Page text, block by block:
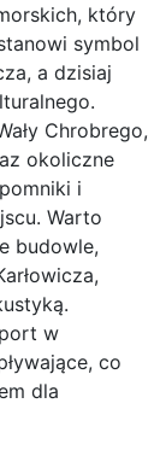
który
symbol
a dzisiaj
Chrobrego,
okoliczne
i
Warto
budowle,
w
co
dla